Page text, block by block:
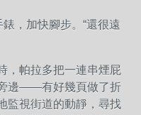
，加快腳步。“還很遠
，帕拉多把一連串煙屁
邊——有好幾頁做了折
視街道的動靜，尋找